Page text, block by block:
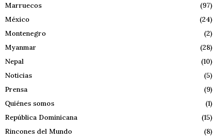
Marruecos
(97)
México
(24)
Montenegro
(2)
Myanmar
(28)
Nepal
(10)
Noticias
(5)
Prensa
(9)
Quiénes somos
(1)
República Dominicana
(15)
Rincones del Mundo
(8)